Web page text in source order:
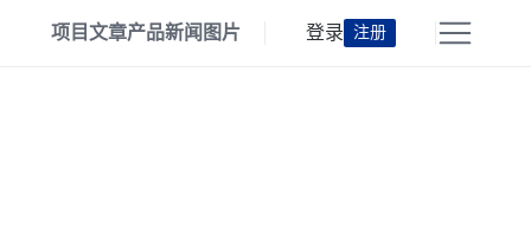
项目文章产品新闻 图片 登录 注册